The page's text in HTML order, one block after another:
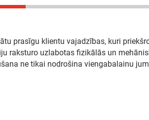
prasīgu klientu vajadzības, kuri
raksturo uzlabotas fizikālās un
ne tikai nodrošina viengabalainu